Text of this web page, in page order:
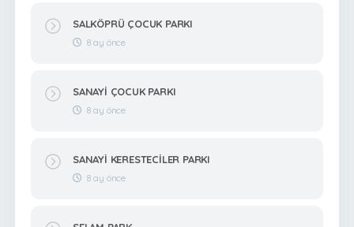
SALKÖPRÜ ÇOCUK PARKI
8 ay önce
SANAYİ ÇOCUK PARKI
8 ay önce
SANAYİ KERESTECİLER PARKI
8 ay önce